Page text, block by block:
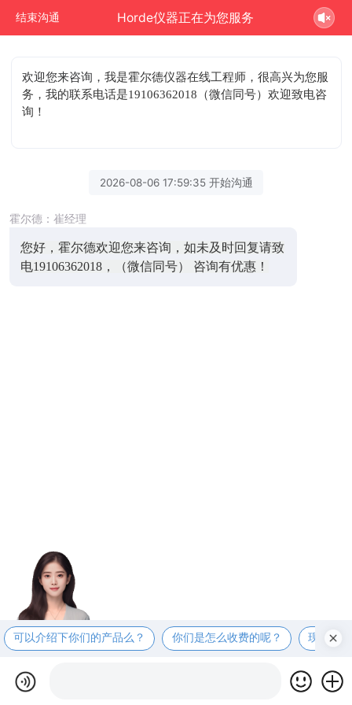
结束沟通 Horde仪器正在为您服务
欢迎您来咨询 ，我是霍尔德仪器在线工程师，很高兴为您服
务，我的联系电话是19106362018（微信同号）欢迎致电咨
询！
2026-08-06 17:59:35 开始沟通
霍尔德：崔经理
您好，霍尔德欢迎您来咨询，如未及时回复请致
电19106362018，（微信同号） 咨询有优惠！
可以介绍下你们的产品么？ 你们是怎么收费的呢？ 现在有